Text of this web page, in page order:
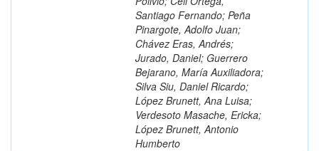
Santiago Fernando; Peña
Pinargote, Adolfo Juan;
Chávez Eras, Andrés;
Jurado, Daniel; Guerrero
Bejarano, María Auxiliadora;
Silva Siu, Daniel Ricardo;
López Brunett, Ana Luisa;
Verdesoto Masache, Ericka;
López Brunett, Antonio
Humberto